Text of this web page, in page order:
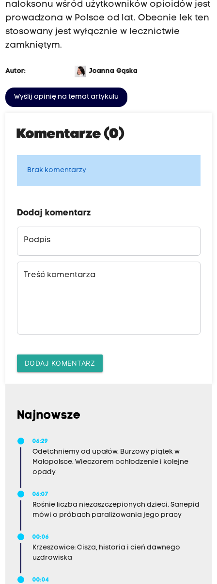
naloksonu wśród użytkowników opioidów jest
prowadzona w Polsce od lat. Obecnie lek ten
stosowany jest wyłącznie w lecznictwie
zamkniętym.
Autor: Joanna Gąska
Wyślij opinię na temat artykułu
Komentarze (0)
Brak komentarzy
Dodaj komentarz
Podpis
Treść komentarza
DODAJ KOMENTARZ
Najnowsze
06:29
Odetchniemy od upałów. Burzowy piątek w
Małopolsce. Wieczorem ochłodzenie i kolejne
opady
06:07
Rośnie liczba niezaszczepionych dzieci. Sanepid
mówi o próbach paraliżowania jego pracy
00:06
Krzeszowice: Cisza, historia i cień dawnego
uzdrowiska
00:04